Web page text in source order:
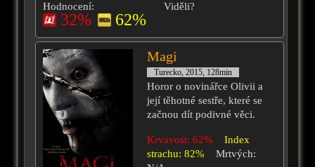
Hodnocení:
32% 62%
Viděli?
Magi
Turecko, 2015, 128min
Horor o novinářce Olivii a
její těhotné sestře, které se
začnou dít podivné věci.
Krvavost: 62%
Index
strachu: 82%
Mrtvých: